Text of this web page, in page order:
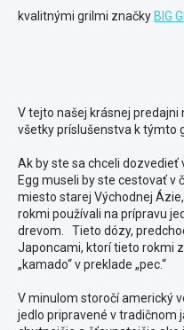
kvalitnými grilmi značky BIG
V tejto našej krásnej
všetky príslušenstva k týmto
Ak by ste sa chceli dozvedieť
Egg museli by ste cestovať v
miesto starej Východnej
rokmi používali na prípravu
drevom. Tieto dózy,
Japoncami, ktorí tieto rokmi
„kamado“ v preklade „pec.“
V minulom storočí americký
jedlo pripravené v tradičnom